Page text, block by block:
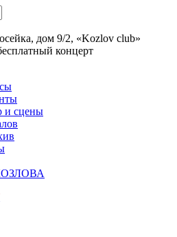
дом 9/2, «Kozlov club»
концерт
и сцены